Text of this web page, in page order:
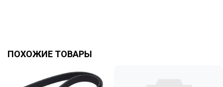
ПОХОЖИЕ ТОВАРЫ